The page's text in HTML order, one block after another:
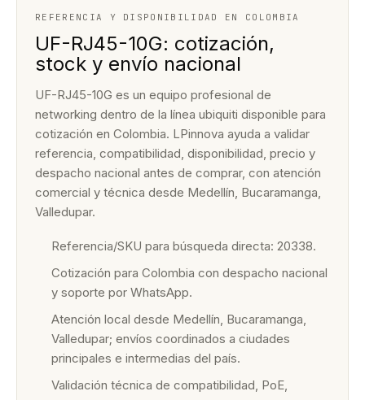
REFERENCIA Y DISPONIBILIDAD EN COLOMBIA
UF-RJ45-10G: cotización,
stock y envío nacional
UF-RJ45-10G es un equipo profesional de
networking dentro de la línea ubiquiti disponible para
cotización en Colombia. LPinnova ayuda a validar
referencia, compatibilidad, disponibilidad, precio y
despacho nacional antes de comprar, con atención
comercial y técnica desde Medellín, Bucaramanga,
Valledupar.
Referencia/SKU para búsqueda directa: 20338.
Cotización para Colombia con despacho nacional
y soporte por WhatsApp.
Atención local desde Medellín, Bucaramanga,
Valledupar; envíos coordinados a ciudades
principales e intermedias del país.
Validación técnica de compatibilidad, PoE,